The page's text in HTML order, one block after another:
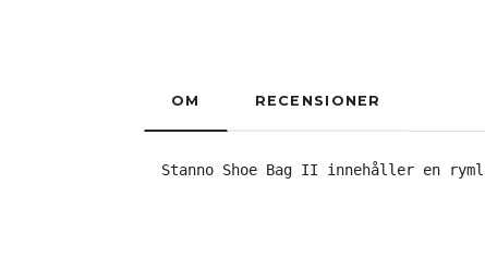
OM RECENSIONER
Stanno Shoe Bag II innehåller en